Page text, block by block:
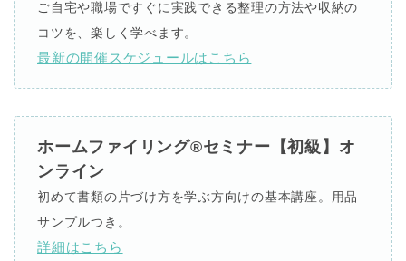
ご自宅や職場ですぐに実践できる整理の方法や収納の
コツを、楽しく学べます。
最新の開催スケジュールはこちら
ホームファイリング®セミナー【初級】オ
ンライン
初めて書類の片づけ方を学ぶ方向けの基本講座。用品
サンプルつき。
詳細はこちら